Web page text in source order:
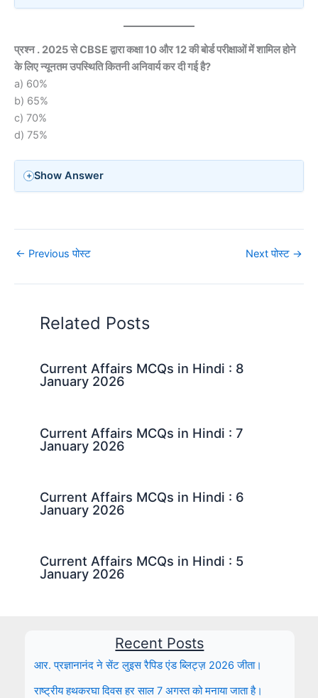
प्रश्न . 2025 से CBSE द्वारा कक्षा 10 और 12 की बोर्ड परीक्षाओं में शामिल होने
के लिए न्यूनतम उपस्थिति कितनी अनिवार्य कर दी गई है?
a) 60%
b) 65%
c) 70%
d) 75%
Show Answer
← Previous पोस्ट Next पोस्ट →
Related Posts
Current Affairs MCQs in Hindi : 8
January 2026
Current Affairs MCQs in Hindi : 7
January 2026
Current Affairs MCQs in Hindi : 6
January 2026
Current Affairs MCQs in Hindi : 5
January 2026
Recent Posts
आर. प्रज्ञानानंद ने सेंट लुइस रैपिड एंड ब्लिट्ज़ 2026 जीता।
राष्ट्रीय हथकरघा दिवस हर साल 7 अगस्त को मनाया जाता है।